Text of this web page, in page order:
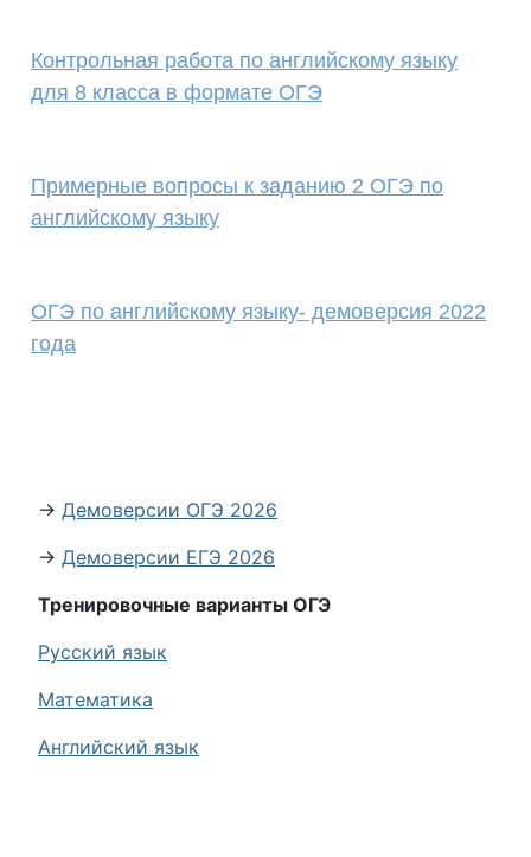
Контрольная работа по английскому языку
для 8 класса в формате ОГЭ
Примерные вопросы к заданию 2 ОГЭ по
английскому языку
ОГЭ по английскому языку- демоверсия 2022
года
→ Демоверсии ОГЭ 2026
→ Демоверсии ЕГЭ 2026
Тренировочные варианты ОГЭ
Русский язык
Математика
Английский язык